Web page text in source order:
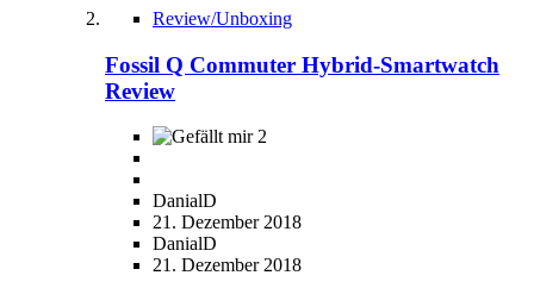
Review/Unboxing
Fossil Q Commuter Hybrid-Smartwatch
Review
2
DanialD
21. Dezember 2018
DanialD
21. Dezember 2018